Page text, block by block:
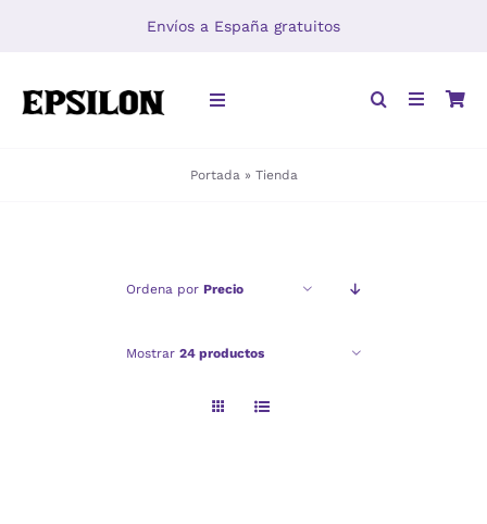
Envíos a España gratuitos
Toggle
Portada » Tienda
Ordena por Precio
Mostrar 24 productos